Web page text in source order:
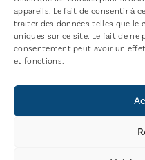
appareils. Le fait de consentir à
traiter des données telles que le
uniques sur ce site. Le fait de ne
consentement peut avoir un
et fonctions.